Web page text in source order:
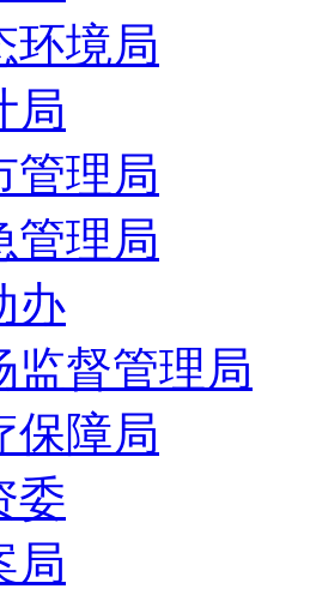
环境局
局
管理局
管理局
办
监督管理局
保障局
委
局